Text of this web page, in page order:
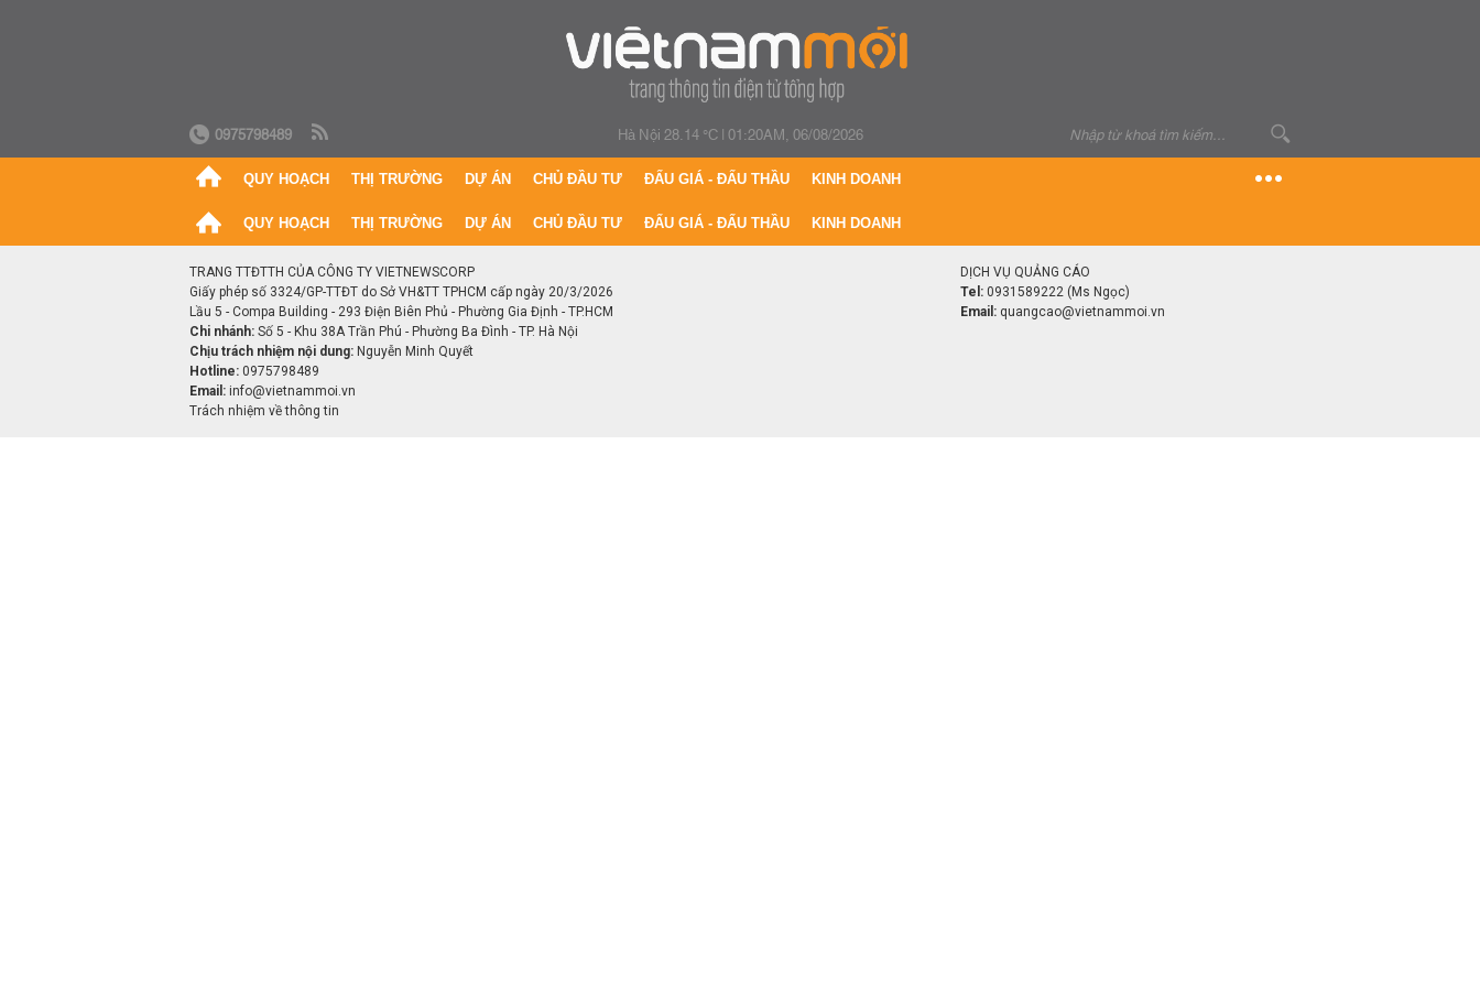
0975798489 Hà Nội 28.14 °C|01:20AM, 06/08/2026
QUY HOẠCH THỊ TRƯỜNG DỰ ÁN CHỦ ĐẦU TƯ ĐẤU GIÁ - ĐẤU THẦU KINH DOANH
QUY HOẠCH THỊ TRƯỜNG DỰ ÁN CHỦ ĐẦU TƯ ĐẤU GIÁ - ĐẤU THẦU KINH DOANH
TRANG TTĐTTH CỦA CÔNG TY VIETNEWSCORP
Giấy phép số 3324/GP-TTĐT do Sở VH&TT TPHCM cấp ngày 20/3/2026
Lầu 5 - Compa Building - 293 Điện Biên Phủ - Phường Gia Định - TP.HCM
Chi nhánh: Số 5 - Khu 38A Trần Phú - Phường Ba Đình - TP. Hà Nội
Chịu trách nhiệm nội dung: Nguyễn Minh Quyết
Hotline: 0975798489
Email: info@vietnammoi.vn
Trách nhiệm về thông tin
DỊCH VỤ QUẢNG CÁO
Tel: 0931589222 (Ms Ngọc)
Email: quangcao@vietnammoi.vn